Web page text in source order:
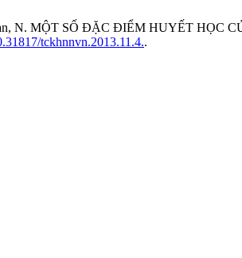
N. MỘT SỐ ĐẶC ĐIỂM HUYẾT HỌC
tckhnnvn.2013.11.4..